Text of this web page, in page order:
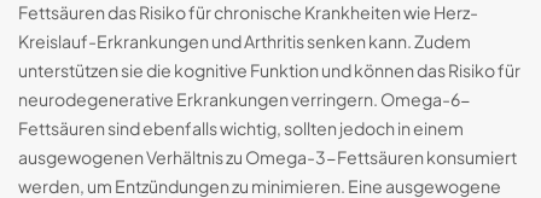
Fettsäuren das Risiko für chronische Krankheiten wie Herz-
Kreislauf-Erkrankungen und Arthritis senken kann. Zudem
unterstützen sie die kognitive Funktion und können das Risiko für
neurodegenerative Erkrankungen verringern. Omega-6-
Fettsäuren sind ebenfalls wichtig, sollten jedoch in einem
ausgewogenen Verhältnis zu Omega-3-Fettsäuren konsumiert
werden, um Entzündungen zu minimieren. Eine ausgewogene